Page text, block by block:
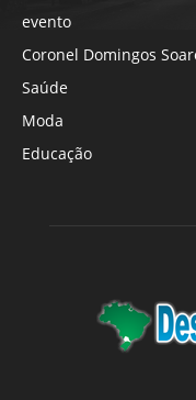
evento
Coronel Domingos
Saúde
Moda
Educação